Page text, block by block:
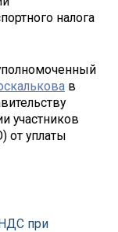
налога
в
участников
от уплаты
НДС при